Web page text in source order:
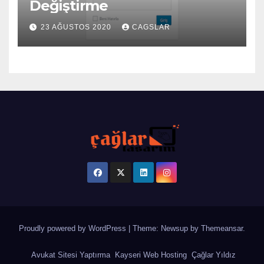
Değiştirme
23 AĞUSTOS 2020 CAGSLAR
Proudly powered by WordPress Theme: Newsup by Themeansar.
Avukat Sitesi Yaptırma Kayseri Web Hosting Çağlar Yıldız